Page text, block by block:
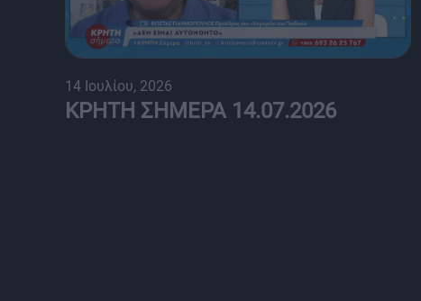
14 Ιουλίου, 2026
ΚΡΗΤΗ ΣΗΜΕΡΑ 14.07.2026